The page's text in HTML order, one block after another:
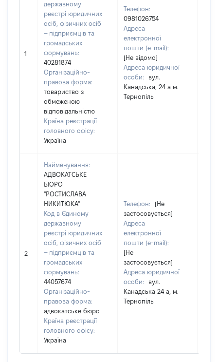
1
державному
реєстрі юридичних
осіб, фізичних осіб
– підприємців та
громадських
формувань:
40281874
Організаційно-
правова форма:
товариство з
обмеженою
відповідальністю
Країна реєстрації
головного офісу:
Україна
Телефон:
0981026754
Адреса
електронної
пошти (e-mail):
[Не відомо]
Адреса юридичної
особи:
вул.
Канадська, 24 а м.
Тернопіль
2
Найменування:
АДВОКАТСЬКЕ
БЮРО
"РОСТИСЛАВА
НИКИТЮКА"
Код в Єдиному
державному
реєстрі юридичних
осіб, фізичних осіб
– підприємців та
громадських
формувань:
44057674
Організаційно-
правова форма:
адвокатське бюро
Країна реєстрації
головного офісу:
Україна
Телефон:
[Не
застосовується]
Адреса
електронної
пошти (e-mail):
[Не
застосовується]
Адреса юридичної
особи:
вул.
Канадська 24 а, м.
Тернопіль